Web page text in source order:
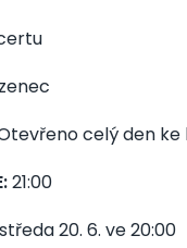
celý den
21:00
středa 20. 6. ve 20:00